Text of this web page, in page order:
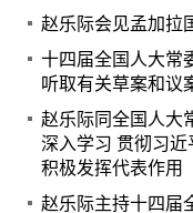
赵乐际会见孟加拉
十四届全国人大常
听取有关草案和议
赵乐际同全国人大
深入学习 贯彻习
积极发挥代表作用
赵乐际主持十四届